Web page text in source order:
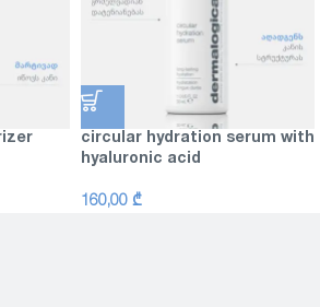
circular hydration serum with
hyaluronic acid
160,00 ₾